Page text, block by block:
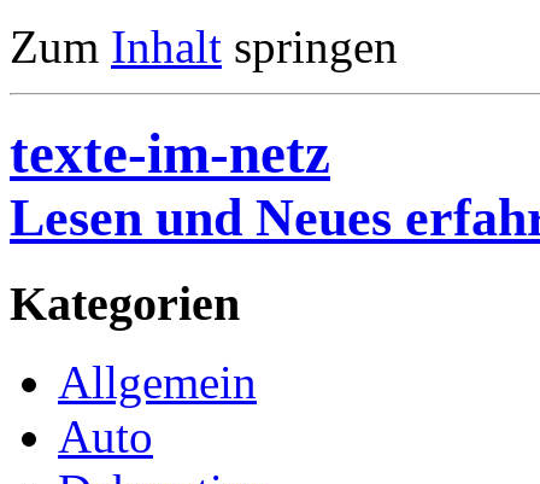
Zum Inhalt springen
texte-im-netz
Lesen und Neues
Kategorien
Allgemein
Auto